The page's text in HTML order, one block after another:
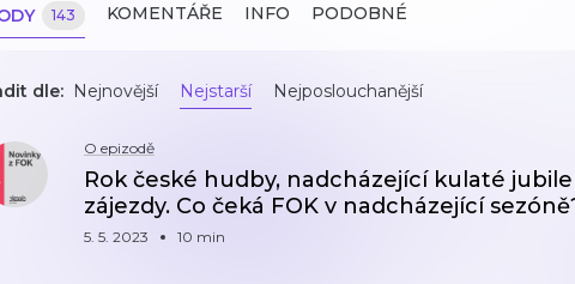
143 KOMENTÁŘE INFO PODOBNÉ
dle: Nejnovější Nejstarší Nejposlouchanější
O epizodě
Rok české hudby, nadcházející kulaté
zájezdy. Co čeká FOK v nadcházející
5. 5. 2023 10 min